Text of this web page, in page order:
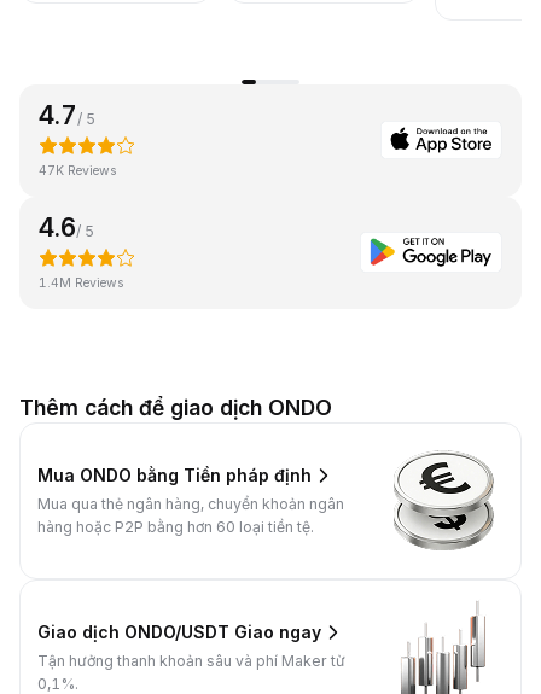
4.7 / 5
47K Reviews
4.6/ 5
1.4M Reviews
Thêm cách để giao dịch ONDO
Mua ONDO bằng Tiền pháp định
Mua qua thẻ ngân hàng, chuyển khoản ngân
hàng hoặc P2P bằng hơn 60 loại tiền tệ.
Giao dịch ONDO/USDT Giao ngay
Tận hưởng thanh khoản sâu và phí Maker từ
0,1%.